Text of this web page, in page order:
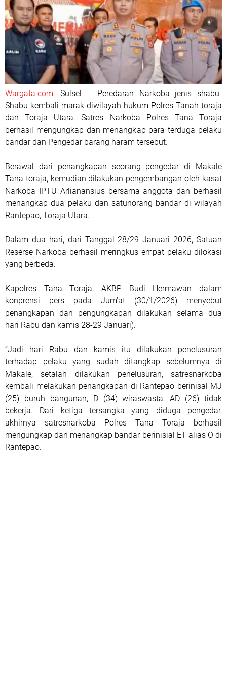
Wargata.com, Sulsel -- Peredaran Narkoba jenis shabu-
Shabu kembali marak diwilayah hukum Polres Tanah toraja
dan Toraja Utara, Satres Narkoba Polres Tana Toraja
berhasil mengungkap dan menangkap para terduga pelaku
bandar dan Pengedar barang haram tersebut.
Berawal dari penangkapan seorang pengedar di Makale
Tana toraja, kemudian dilakukan pengembangan oleh kasat
Narkoba IPTU Arlianansius bersama anggota dan berhasil
menangkap dua pelaku dan satunorang bandar di wilayah
Rantepao, Toraja Utara.
Dalam dua hari, dari Tanggal 28/29 Januari 2026, Satuan
Reserse Narkoba berhasil meringkus empat pelaku dilokasi
yang berbeda.
Kapolres Tana Toraja, AKBP Budi Hermawan dalam
konprensi pers pada Jum'at (30/1/2026) menyebut
penangkapan dan pengungkapan dilakukan selama dua
hari Rabu dan kamis 28-29 Januari).
“Jadi hari Rabu dan kamis itu dilakukan penelusuran
terhadap pelaku yang sudah ditangkap sebelumnya di
Makale, setalah dilakukan penelusuran, satresnarkoba
kembali melakukan penangkapan di Rantepao berinisal MJ
(25) buruh bangunan, D (34) wiraswasta, AD (26) tidak
bekerja. Dari ketiga tersangka yang diduga pengedar,
akhirnya satresnarkoba Polres Tana Toraja berhasil
mengungkap dan menangkap bandar berinisial ET alias O di
Rantepao.